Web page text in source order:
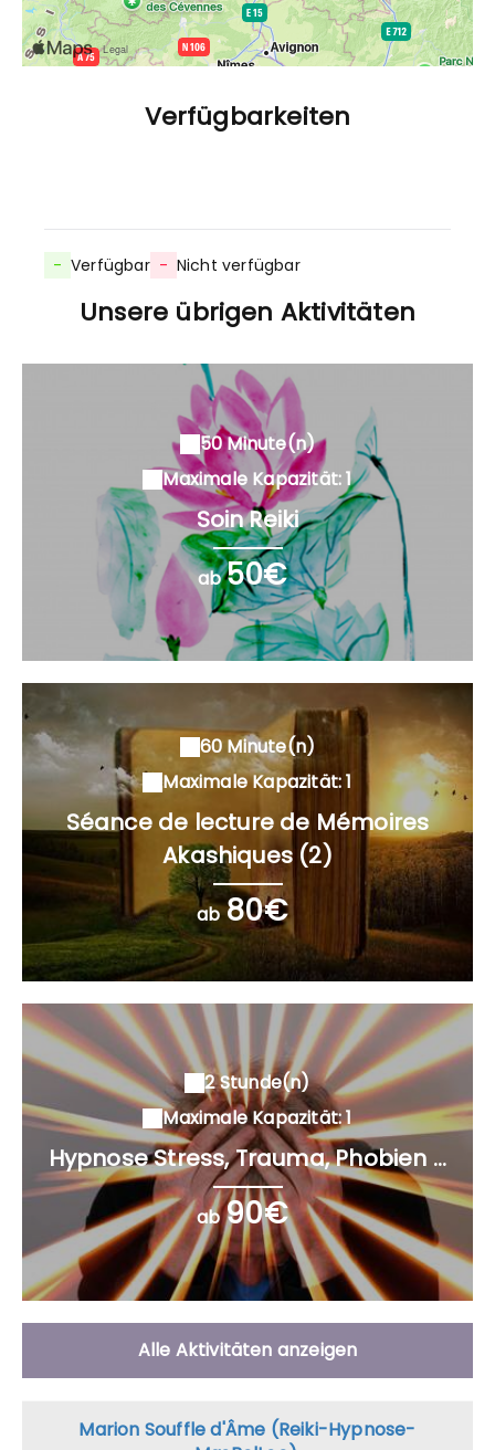
Verfügbarkeiten
- Verfügbar - Nicht verfügbar
Unsere übrigen Aktivitäten
50 Minute(n)
Maximale Kapazität: 1
Soin Reiki
ab50€
60 Minute(n)
Maximale Kapazität: 1
Séance de lecture de Mémoires
Akashiques (2)
ab80€
2 Stunde(n)
Maximale Kapazität: 1
Hypnose Stress, Trauma, Phobien ...
ab90€
Alle Aktivitäten anzeigen
Marion Souffle d'Âme (Reiki-Hypnose-